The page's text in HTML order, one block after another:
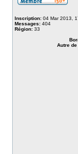
Inscription: 04 Mar 2013,
Messages: 404
Région: 33
Autre